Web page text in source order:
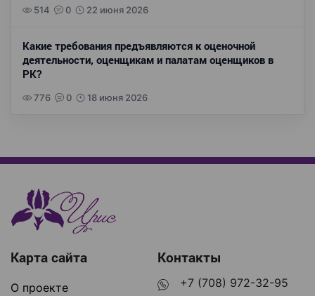
514 0 22 июня 2026
Какие требования предъявляются к оценочной
деятельности, оценщикам и палатам оценщиков в
РК?
776 0 18 июня 2026
Карта сайта
О проекте
Контакты
+7 (708) 972-32-95